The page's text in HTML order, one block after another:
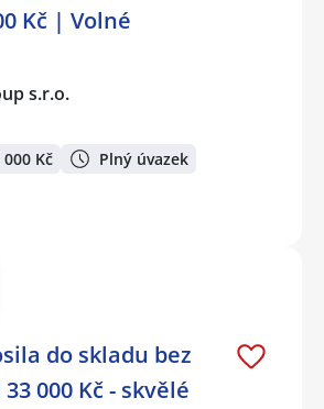
Kč | Volné
s.r.o.
Kč Plný úvazek
do skladu bez
000 Kč - skvělé